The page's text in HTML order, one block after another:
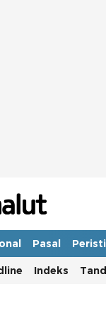
Pasal
Indeks